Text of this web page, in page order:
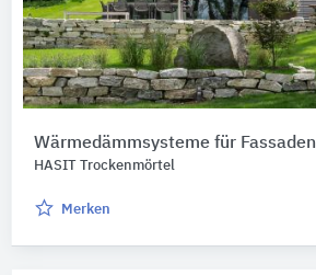
Wärmedämmsysteme für Fassaden
HASIT Trockenmörtel
Merken